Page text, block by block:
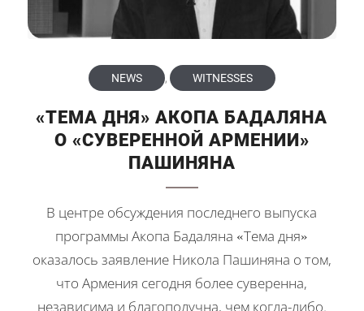
«ТЕМА ДНЯ» АКОПА БАДАЛЯНА
О «СУВЕРЕННОЙ АРМЕНИИ»
ПАШИНЯНА
NEWS , WITNESSES
В центре обсуждения последнего выпуска
программы Акопа Бадаляна «Тема дня»
оказалось заявление Никола Пашиняна о том,
что Армения сегодня более суверенна,
независима и благополучна, чем когда-либо.